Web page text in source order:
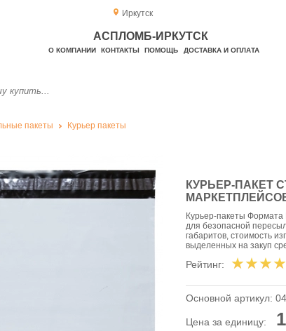
Иркутск
АСПЛОМБ-ИРКУТСК
О КОМПАНИИ КОНТАКТЫ ПОМОЩЬ ДОСТАВКА И ОПЛАТА
пакеты Курьер пакеты
КУРЬЕР-ПАКЕТ
Курьер-пакеты
для безопасной
габаритов, стоимость
выделенных на закуп
Рейтинг:
Основной артикул:
Цена за единицу: